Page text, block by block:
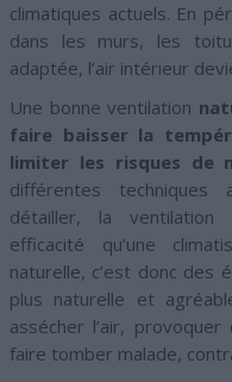
climatiques actuels. En
dans les murs, les
adaptée, l’air intérieur
Une bonne ventilation
faire baisser la
limiter les risques de
différentes techniques
détailler, la ventilation
efficacité qu’une
naturelle, c’est donc des
plus naturelle et
assécher l’air,
faire tomber malade,